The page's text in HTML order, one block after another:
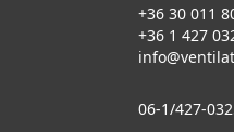
Részletek
+36 30 011
+36 1 427
06-1/427-